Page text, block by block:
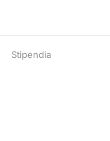
Stipendia